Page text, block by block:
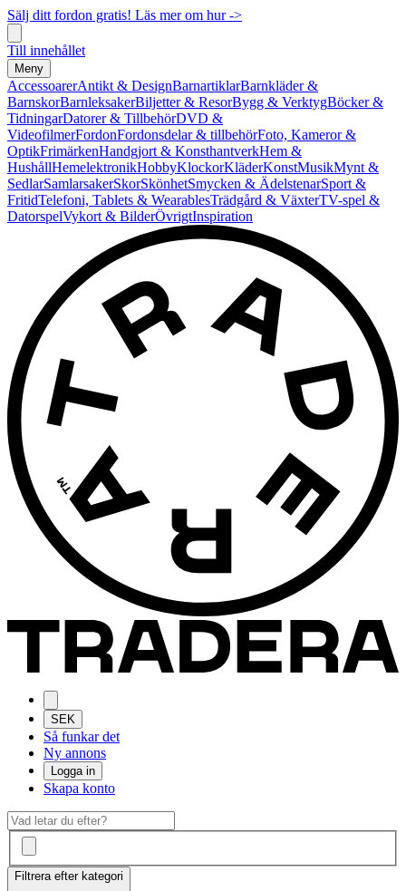
Sälj ditt fordon gratis! Läs mer om hur ->
Till innehållet
Meny
AccessoarerAntikt & DesignBarnartiklarBarnkläder &
BarnskorBarnleksakerBiljetter & ResorBygg & VerktygBöcker &
TidningarDatorer & TillbehörDVD &
VideofilmerFordonFordonsdelar & tillbehörFoto, Kameror &
OptikFrimärkenHandgjort & KonsthantverkHem &
HushållHemelektronikHobbyKlockorKläderKonstMusikMynt &
SedlarSamlarsakerSkorSkönhetSmycken & ÄdelstenarSport &
FritidTelefoni, Tablets & WearablesTrädgård & VäxterTV-spel &
DatorspelVykort & BilderÖvrigtInspiration
SEK
Så funkar det
Ny annons
Logga in
Skapa konto
Filtrera efter kategori